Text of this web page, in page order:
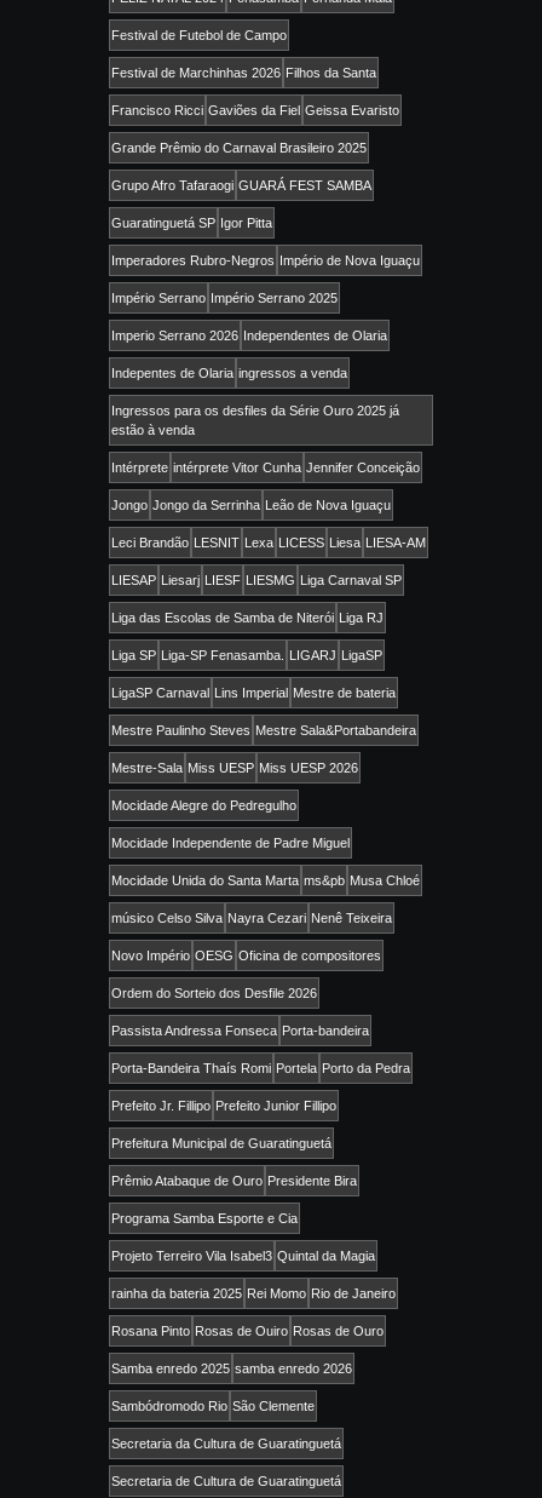
Festival de Futebol de Campo
Festival de Marchinhas 2026 Filhos da Santa
Francisco Ricci Gaviões da Fiel Geissa Evaristo
Grande Prêmio do Carnaval Brasileiro 2025
Grupo Afro Tafaraogi GUARÁ FEST SAMBA
Guaratinguetá SP Igor Pitta
Imperadores Rubro-Negros Império de Nova Iguaçu
Império Serrano Império Serrano 2025
Imperio Serrano 2026 Independentes de Olaria
Indepentes de Olaria ingressos a venda
Ingressos para os desfiles da Série Ouro 2025 já
estão à venda
Intérprete intérprete Vitor Cunha Jennifer Conceição
Jongo Jongo da Serrinha Leão de Nova Iguaçu
Leci Brandão LESNIT Lexa LICESS Liesa LIESA-AM
LIESAP Liesarj LIESF LIESMG Liga Carnaval SP
Liga das Escolas de Samba de Niterói Liga RJ
Liga SP Liga-SP Fenasamba. LIGARJ LigaSP
LigaSP Carnaval Lins Imperial Mestre de bateria
Mestre Paulinho Steves Mestre Sala&Portabandeira
Mestre-Sala Miss UESP Miss UESP 2026
Mocidade Alegre do Pedregulho
Mocidade Independente de Padre Miguel
Mocidade Unida do Santa Marta ms&pb Musa Chloé
músico Celso Silva Nayra Cezari Nenê Teixeira
Novo Império OESG Oficina de compositores
Ordem do Sorteio dos Desfile 2026
Passista Andressa Fonseca Porta-bandeira
Porta-Bandeira Thaís Romi Portela Porto da Pedra
Prefeito Jr. Fillipo Prefeito Junior Fillipo
Prefeitura Municipal de Guaratinguetá
Prêmio Atabaque de Ouro Presidente Bira
Programa Samba Esporte e Cia
Projeto Terreiro Vila Isabel3 Quintal da Magia
rainha da bateria 2025 Rei Momo Rio de Janeiro
Rosana Pinto Rosas de Ouiro Rosas de Ouro
Samba enredo 2025 samba enredo 2026
Sambódromodo Rio São Clemente
Secretaria da Cultura de Guaratinguetá
Secretaria de Cultura de Guaratinguetá